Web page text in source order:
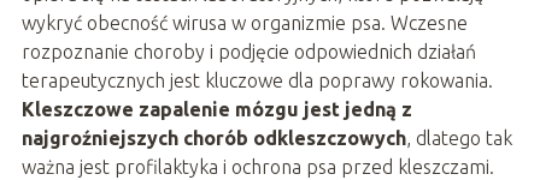
wykryć obecność wirusa w organizmie psa. Wczesne
rozpoznanie choroby i podjęcie odpowiednich działań
terapeutycznych jest kluczowe dla poprawy rokowania.
Kleszczowe zapalenie mózgu jest jedną z
najgroźniejszych chorób odkleszczowych, dlatego tak
ważna jest profilaktyka i ochrona psa przed kleszczami.